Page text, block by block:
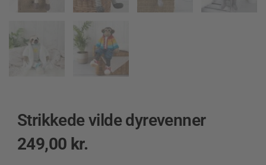
Strikkede vilde dyrevenner
249,00 kr.